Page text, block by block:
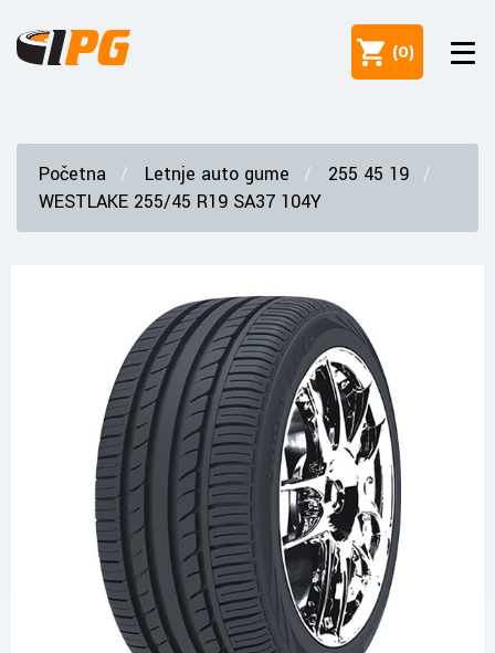
(0)
Početna Letnje auto gume
255 45 19
WESTLAKE 255/45 R19 SA37 104Y